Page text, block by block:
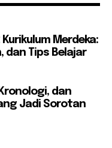
Merdeka:
dan Tips Belajar
dan
Jadi Sorotan